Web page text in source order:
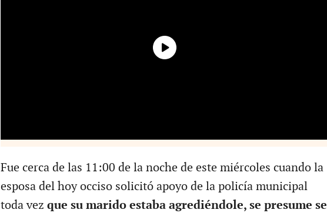
Fue cerca de las 11:00 de la noche de este miércoles cuando la
esposa del hoy occiso solicitó apoyo de la policía municipal
toda vez que su marido estaba agrediéndole, se presume se